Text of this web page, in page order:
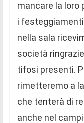
mancare la loro
i
nella sala
società
tifosi presenti.
rimetteremo a
che tenterà di
anche nel